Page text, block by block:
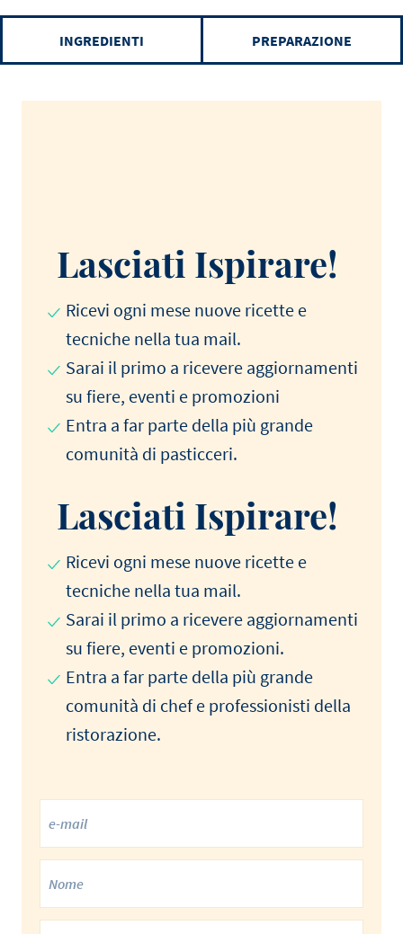
INGREDIENTI PREPARAZIONE
Lasciati Ispirare!
Ricevi ogni mese nuove ricette e
tecniche nella tua mail.
Sarai il primo a ricevere aggiornamenti
su fiere, eventi e promozioni
Entra a far parte della più grande
comunità di pasticceri.
Lasciati Ispirare!
Ricevi ogni mese nuove ricette e
tecniche nella tua mail.
Sarai il primo a ricevere aggiornamenti
su fiere, eventi e promozioni.
Entra a far parte della più grande
comunità di chef e professionisti della
ristorazione.